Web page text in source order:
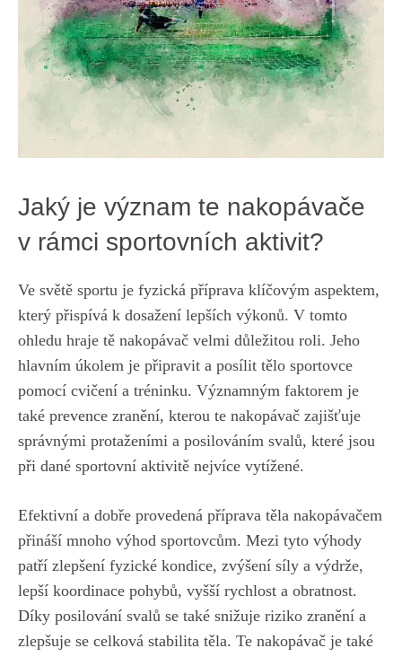
Jaký ⁣je význam te nakopávače
v rámci sportovních ‌aktivit?
Ve světě sportu⁤ je fyzická ‌příprava klíčovým aspektem,
⁣který‌ přispívá k⁤ dosažení lepších výkonů. V tomto
⁢ohledu hraje tě nakopávač⁢ velmi důležitou roli. Jeho‌
hlavním úkolem je připravit a posílit tělo sportovce
pomocí cvičení a tréninku. Významným⁢ faktorem ⁢je
také prevence zranění, kterou te nakopávač ⁢zajišťuje
správnými protaženími a posilováním svalů, které jsou
při dané‍ sportovní aktivitě⁣ nejvíce vytížené.
Efektivní a‌ dobře provedená ⁢příprava těla nakopávačem
přináší mnoho výhod sportovcům. Mezi tyto výhody
patří zlepšení fyzické kondice, zvýšení síly a výdrže,
lepší koordinace pohybů, vyšší rychlost a obratnost.​
Díky posilování svalů se také snižuje riziko zranění a
zlepšuje se⁢ celková stabilita těla. Te nakopávač je také